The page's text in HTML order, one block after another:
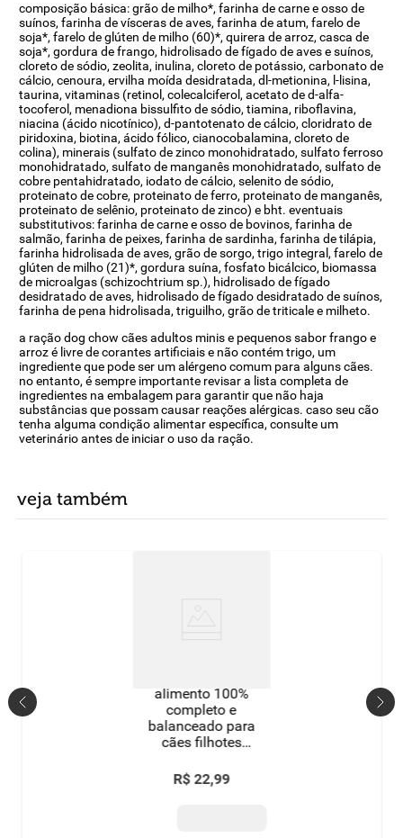
composição básica: grão de milho*, farinha de carne e osso de
suínos, farinha de vísceras de aves, farinha de atum, farelo de
soja*, farelo de glúten de milho (60)*, quirera de arroz, casca de
soja*, gordura de frango, hidrolisado de fígado de aves e suínos,
cloreto de sódio, zeolita, inulina, cloreto de potássio, carbonato de
cálcio, cenoura, ervilha moída desidratada, dl-metionina, l-lisina,
taurina, vitaminas (retinol, colecalciferol, acetato de d-alfa-
tocoferol, menadiona bissulfito de sódio, tiamina, riboflavina,
niacina (ácido nicotínico), d-pantotenato de cálcio, cloridrato de
piridoxina, biotina, ácido fólico, cianocobalamina, cloreto de
colina), minerais (sulfato de zinco monohidratado, sulfato ferroso
monohidratado, sulfato de manganês monohidratado, sulfato de
cobre pentahidratado, iodato de cálcio, selenito de sódio,
proteinato de cobre, proteinato de ferro, proteinato de manganês,
proteinato de selênio, proteinato de zinco) e bht. eventuais
substitutivos: farinha de carne e osso de bovinos, farinha de
salmão, farinha de peixes, farinha de sardinha, farinha de tilápia,
farinha hidrolisada de aves, grão de sorgo, trigo integral, farelo de
glúten de milho (21)*, gordura suína, fosfato bicálcico, biomassa
de microalgas (schizochtrium sp.), hidrolisado de fígado
desidratado de aves, hidrolisado de fígado desidratado de suínos,
farinha de pena hidrolisada, triguilho, grão de triticale e milheto.
a ração dog chow cães adultos minis e pequenos sabor frango e
arroz é livre de corantes artificiais e não contém trigo, um
ingrediente que pode ser um alérgeno comum para alguns cães.
no entanto, é sempre importante revisar a lista completa de
ingredientes na embalagem para garantir que não haja
substâncias que possam causar reações alérgicas. caso seu cão
tenha alguma condição alimentar específica, consulte um
veterinário antes de iniciar o uso da ração.
veja também
alimento 100%
completo e
balanceado para
cães filhotes
cereais pedigree
pacote 900g
R$ 22,99